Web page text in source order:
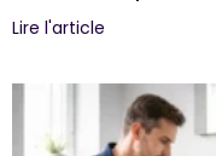
Lire l'article